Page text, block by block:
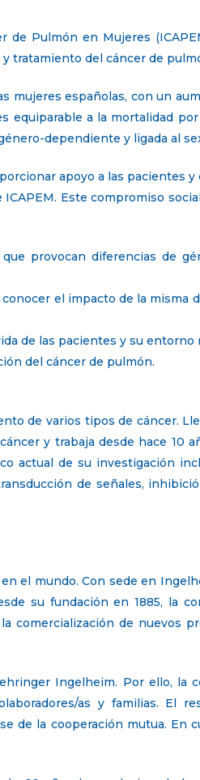
de Pulmón en Mujeres
tratamiento del cáncer de
mujeres españolas, con un
equiparable a la mortalidad
dependiente y ligada al
apoyo a las pacientes
Este compromiso
provocan diferencias de
el impacto de la misma
de las pacientes y su entorno
del cáncer de pulmón.
de varios tipos de cáncer.
y trabaja desde hace 10
actual de su investigación
de señales,
el mundo. Con sede en
su fundación en 1885, la
comercialización de nuevos
Ingelheim. Por ello, la
as y familias. El
de la cooperación mutua. En